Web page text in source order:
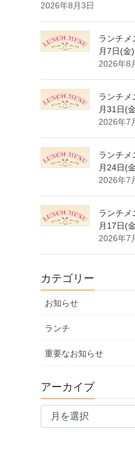
2026年8月3日
ランチメ
月7日(金)
2026年8
ランチメ
月31日(
2026年7
ランチメ
月24日(
2026年7
ランチメ
月17日(
2026年7
カテゴリー
お知らせ
ランチ
重要なお知らせ
アーカイブ
ア